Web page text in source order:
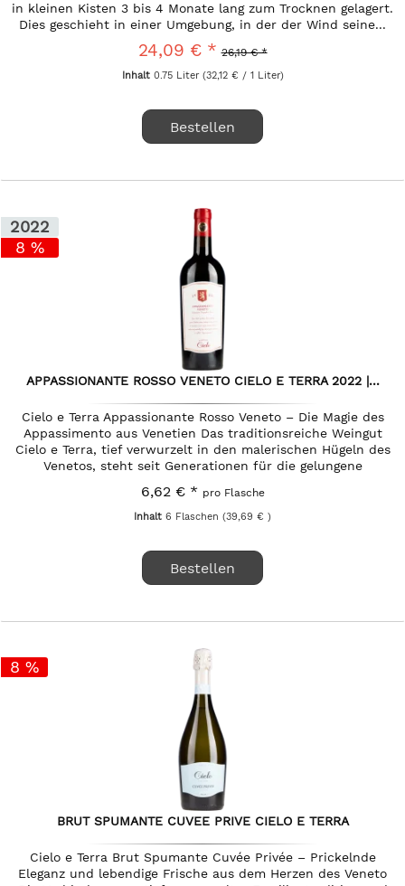
in kleinen Kisten 3 bis 4 Monate lang zum Trocknen gelagert.
Dies geschieht in einer Umgebung, in der der Wind seine...
24,09 € * 26,19 € *
Inhalt 0.75 Liter (32,12 € / 1 Liter)
Bestellen
2022
8 %
APPASSIONANTE ROSSO VENETO CIELO E TERRA 2022 |...
Cielo e Terra Appassionante Rosso Veneto – Die Magie des
Appassimento aus Venetien Das traditionsreiche Weingut
Cielo e Terra, tief verwurzelt in den malerischen Hügeln des
Venetos, steht seit Generationen für die gelungene
6,62 € * pro Flasche
Inhalt6 Flaschen(39,69 € )
Bestellen
8 %
BRUT SPUMANTE CUVEE PRIVE CIELO E TERRA
Cielo e Terra Brut Spumante Cuvée Privée – Prickelnde
Eleganz und lebendige Frische aus dem Herzen des Veneto